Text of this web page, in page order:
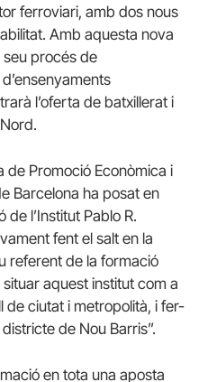
ferroviari, amb dos nous
Amb aquesta nova
procés de
l’oferta de batxillerat i
de Promoció Econòmica i
Barcelona ha posat en
l’Institut Pablo R.
fent el salt en la
referent de la formació
aquest institut com a
de ciutat i metropolità, i fer-
de Nou Barris”.
en tota una aposta